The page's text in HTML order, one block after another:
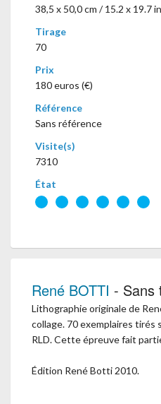
38,5 x 50,0 cm / 15.2 x 19.7 in
Tirage
70
Prix
180 euros (€)
Référence
Sans référence
Visite(s)
7310
État
René BOTTI - Sans
Lithographie originale de
collage. 70 exemplaires tirés
RLD. Cette épreuve fait
Édition René Botti 2010.